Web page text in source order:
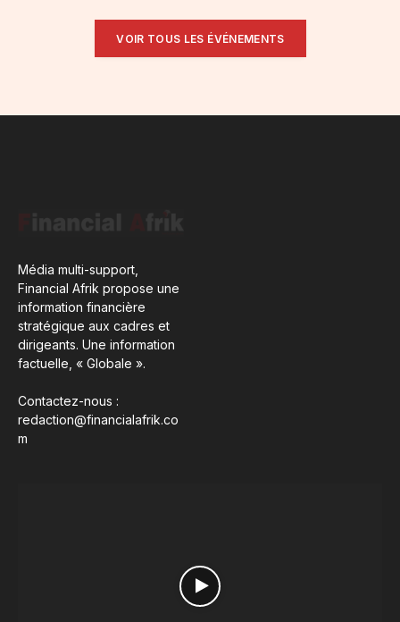
VOIR TOUS LES ÉVÉNEMENTS
Média multi-support,
Financial Afrik propose une
information financière
stratégique aux cadres et
dirigeants. Une information
factuelle, « Globale ».
Contactez-nous :
redaction@financialafrik.co
m